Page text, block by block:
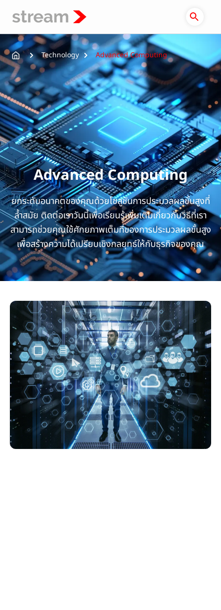
content
Technology Advanced Computing
Advanced Computing
ยกระดับอนาคตของคุณด้วยโซลูชันการประมวลผลขั้นสูงที่
ล้ำสมัย ติดต่อเราวันนี้เพื่อเรียนรู้เพิ่มเติมเกี่ยวกับวิธีที่เรา
สามารถช่วยคุณใช้ศักยภาพเต็มที่ของการประมวลผลขั้นสูง
เพื่อสร้างความได้เปรียบเชิงกลยุทธ์ให้กับธุรกิจของคุณ